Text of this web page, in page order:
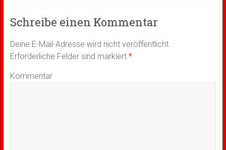
Schreibe einen Kommentar
Deine E-Mail-Adresse wird nicht veröffentlicht.
Erforderliche Felder sind markiert *
Kommentar